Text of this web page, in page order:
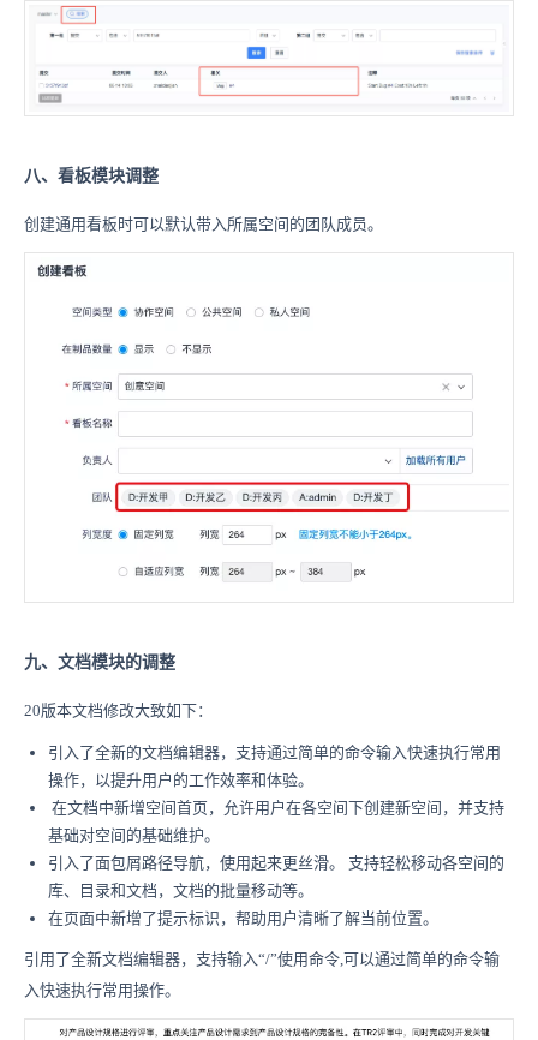
八、看板模块调整
创建通用看板时可以默认带入所属空间的团队成员。
九、文档模块的调整
20版本文档修改大致如下：
引入了全新的文档编辑器，支持通过简单的命令输入快速执行常用
操作，以提升用户的工作效率和体验。
在文档中新增空间首页，允许用户在各空间下创建新空间，并支持
基础对空间的基础维护。
引入了面包屑路径导航，使用起来更丝滑。 支持轻松移动各空间的
库、目录和文档，文档的批量移动等。
在页面中新增了提示标识，帮助用户清晰了解当前位置。
引用了全新文档编辑器，支持输入“/”使用命令,可以通过简单的命令输
入快速执行常用操作。